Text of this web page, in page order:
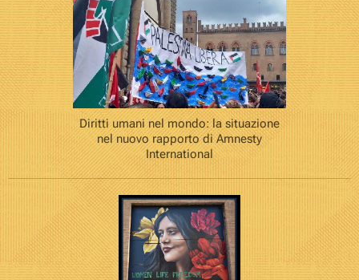
Diritti umani nel mondo: la situazione
nel nuovo rapporto di Amnesty
International